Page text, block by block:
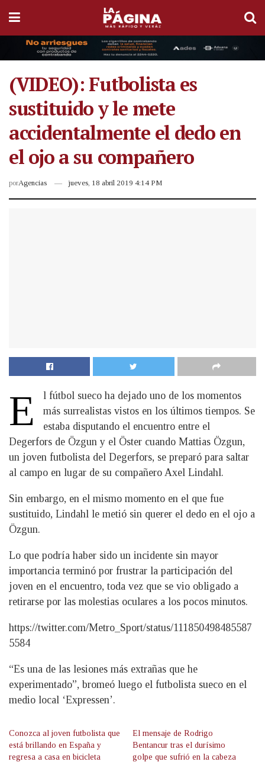
(VIDEO): Futbolista es
sustituido y le mete
accidentalmente el dedo en
el ojo a su compañero
porAgencias jueves, 18 abril 2019 4:14 PM
E
l fútbol sueco ha dejado uno de los momentos
más surrealistas vistos en los últimos tiempos. Se
estaba disputando el encuentro entre el
Degerfors de Özgun y el Öster cuando Mattias Özgun,
un joven futbolista del Degerfors, se preparó para saltar
al campo en lugar de su compañero Axel Lindahl.
Sin embargo, en el mismo momento en el que fue
sustituido, Lindahl le metió sin querer el dedo en el ojo a
Özgun.
Lo que podría haber sido un incidente sin mayor
importancia terminó por frustrar la participación del
joven en el encuentro, toda vez que se vio obligado a
retirarse por las molestias oculares a los pocos minutos.
https://twitter.com/Metro_Sport/status/111850498485587
5584
“Es una de las lesiones más extrañas que he
experimentado”, bromeó luego el futbolista sueco en el
medio local ‘Expressen’.
Conozca al joven futbolista que
está brillando en España y
regresa a casa en bicicleta
El mensaje de Rodrigo
Bentancur tras el durísimo
golpe que sufrió en la cabeza